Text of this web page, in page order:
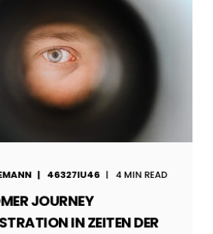
46327IU46 4 MIN READ
JOURNEY
IN ZEITEN DER